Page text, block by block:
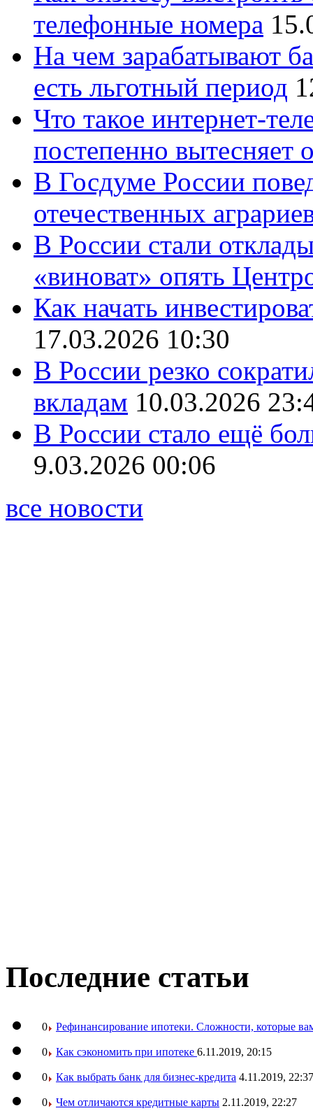
телефонные номера
На чем зарабатывают
есть льготный период
Что такое интернет-
постепенно вытесняет
В Госдуме России
отечественных
В России стали
«виноват» опять
Как начать
17.03.2026 10:30
В России резко
вкладам 10.03.2026
В России стало ещё
9.03.2026 00:06
все новости
Последние статьи
0 Рефинансирование ипотеки. Сложности, которые
0 Как сэкономить при ипотеке 6.11.2019, 20:15
0 Как выбрать банк для бизнес-кредита 4.11.2019, 22:37
0 Чем отличаются кредитные карты 2.11.2019, 22:27